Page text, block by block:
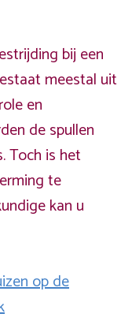
bij een
meestal uit
en
de spullen
Toch is het
te
kan u
op de